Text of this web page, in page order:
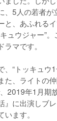
、5人の若者
と、あふれる
ュウジャー”
マです。
、“トッキュウ
た、ライトの
2019年1月期
』に出演しブ
ます。